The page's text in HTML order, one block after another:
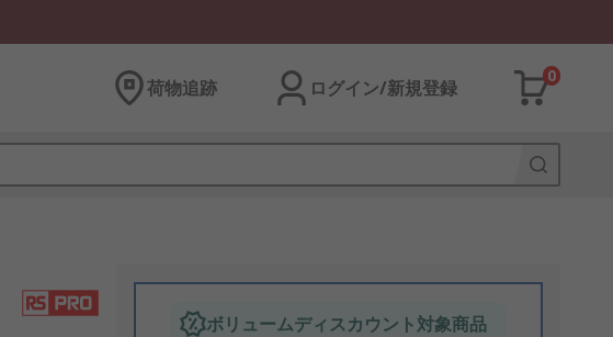
荷物追跡 ログイン/新規登録
0
ボリュームディスカウント対象商品